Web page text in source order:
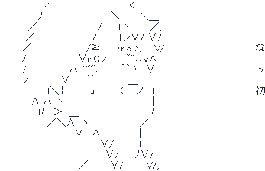
／　　　　 　 　 　 　 　 ＜
ﾉ　　　　　　　　　　 ＼　 　 ＼＿
／ 　 　 　 　 　 　 /｀|　 l ヽ　　　／,
／　　　　　　ｌ　　 /　｜　l ノ∨/ ∨/
／　　　　　　｜　/≧　|　ﾉr o >,　　V/　　　　　　　　　　　　
/　 　 　 　 　 |l∨r Oノ　 　 ""､､v∧l
/　　　　　　 八 """､､､　　｀｀ )　 ∨　　　　　　　　　　　　　　
ノl　 　 　 l∨　　 ｀｀　　　　　＿
|　　 ｌ＼|{　　　　u　　　　(　　ノ　 l　　　　　 　 　 　 　 　
l∧ 八 丶　　　　　　　　　　　　　 |
lﾉl　＞　＿　　　　　　　　　　　ﾉ
|／＼∧　ヽ　　　 　 　 　 ／
∨ l ∧　　　　 　 |
∨/　　 　 l
|　　 ∨/　　 ﾉ∨/
／ 　 　 ∨/　　　 V/,